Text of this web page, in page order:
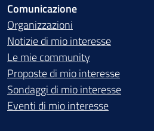
Comunicazione
Organizzazioni
Notizie di mio interesse
Le mie community
Proposte di mio interesse
Sondaggi di mio interesse
Eventi di mio interesse